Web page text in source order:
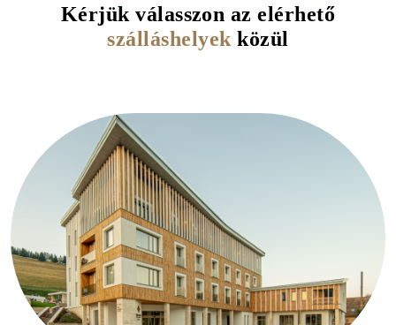
Kérjük válasszon az elérhető
szálláshelyek közül